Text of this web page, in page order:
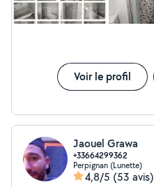
Voir le profil
Jaouel Grawa
+33664299362
Perpignan (Lunette)
4,8/5 (53 avis)